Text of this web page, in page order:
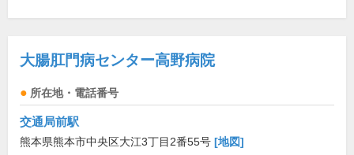
大腸肛門病センター高野病院
所在地・電話番号
交通局前駅
熊本県熊本市中央区大江3丁目2番55号 [地図]